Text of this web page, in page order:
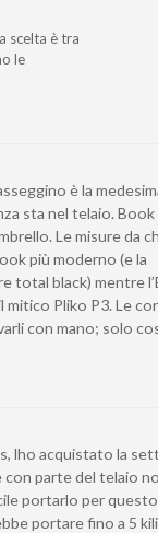
scelta è tra
le
è la
sta nel telaio. Book
Le misure da
più moderno (e la
total black) mentre
mitico Pliko P3. Le
con mano; solo
lho acquistato la
con parte del telaio
portarlo per
portare fino a 5